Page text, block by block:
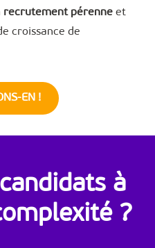
recrutement pérenneet
croissance de
EN !
à
?